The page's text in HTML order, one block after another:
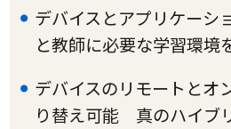
デバイスとアプリケーシ
と教師に必要な学習環境
デバイスのリモートとオ
り替え可能 真のハイブ